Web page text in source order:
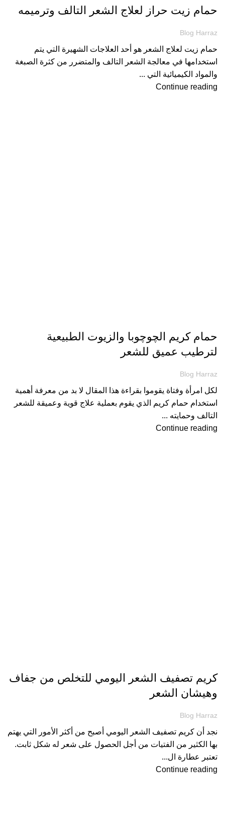
حمام زيت حراز لعلاج الشعر التالف وترميمه
Blog Harraz
حمام زيت لعلاج الشعر هو أحد العلاجات الشهيرة التي يتم
استخدامها في معالجة الشعر التالف والمتضرر من كثرة الصبغة
والمواد الكيميائية التي ...
Continue reading
حمام كريم الچوچوبا والزيوت الطبيعية
لترطيب عميق للشعر
Blog Harraz
لكل امرأة وفتاة يقوموا بقراءة هذا المقال لا بد من معرفة أهمية
استخدام حمام كريم الذي يقوم بعملية علاج قوية وعميقة للشعر
التالف وحمايته ...
Continue reading
كريم تصفيف الشعر اليومي للتخلص من جفاف
وهيشان الشعر
Blog Harraz
نجد أن كريم تصفيف الشعر اليومي أصبح من أكثر الأمور التي يهتم
بها الكثير من الفتيات من أجل الحصول على شعر له شكل ثابت.
تعتبر عطارة ال...
Continue reading